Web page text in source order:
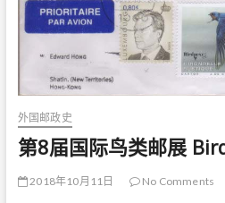
外国邮政史
第8届国际鸟类邮展
2018年10月11日 No Comments